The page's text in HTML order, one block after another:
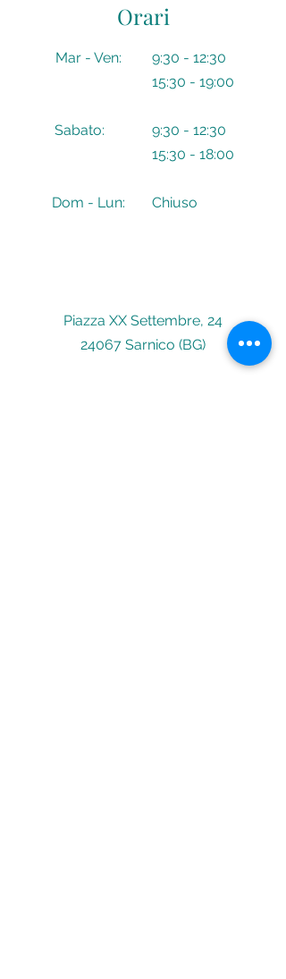
Orari
​​Mar - Ven:
Sabato:
Dom - Lun:
9:30 - 12:30
15:30 - 19:00
9:30 - 12:30
15:30 - 18:00
Chiuso
Piazza XX Settembre, 24
24067 Sarnico (BG)